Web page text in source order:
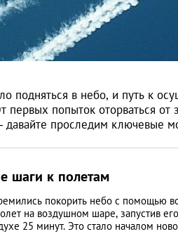
подняться в небо, и путь к
первых попыток оторваться
проследим ключевые
шаги к полетам
покорить небо с помощью
на воздушном шаре, запустив
25 минут. Это стало началом